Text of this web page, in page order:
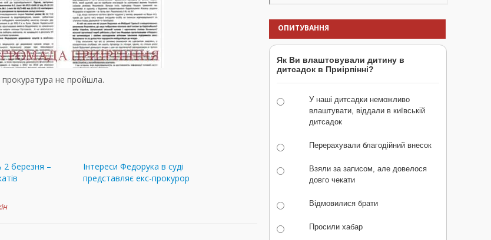
прокуратура не пройшла.
2 березня –
Інтереси Федорука в суді
представляє екс-прокурор
ОПИТУВАННЯ
Як Ви влаштовували дитину в
дитсадок в Приірпінні?
У наші дитсадки неможливо
влаштувати, віддали в київській
дитсадок
Перерахували благодійний внесок
Взяли за записом, але довелося
довго чекати
Відмовилися брати
Просили хабар